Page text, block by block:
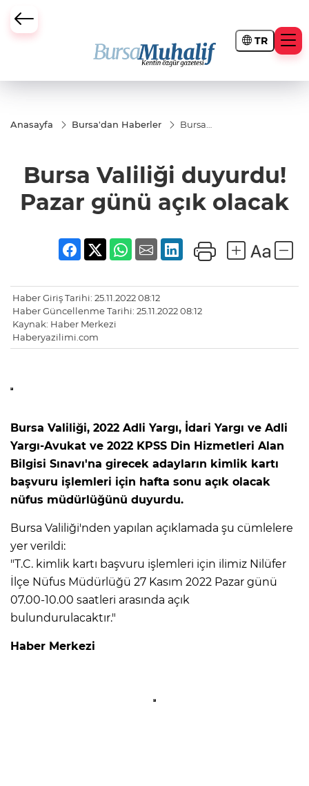
TR
Büyükşehir Darbesi
Anasayfa Bursa'dan Haberler
Bursa
günü
açık
Bursa Valiliği duyurdu!
Pazar günü açık olacak
Haber Giriş Tarihi: 25.11.2022 08:12
Haber Güncellenme Tarihi: 25.11.2022 08:12
Kaynak: Haber Merkezi
Haberyazilimi.com
Bursa Valiliği, 2022 Adli Yargı, İdari Yargı ve Adli
Yargı-Avukat ve 2022 KPSS Din Hizmetleri Alan
Bilgisi Sınavı'na girecek adayların kimlik kartı
başvuru işlemleri için hafta sonu açık olacak
nüfus müdürlüğünü duyurdu.
Bursa Valiliği'nden yapılan açıklamada şu cümlelere
yer verildi:
"T.C. kimlik kartı başvuru işlemleri için ilimiz Nilüfer
İlçe Nüfus Müdürlüğü 27 Kasım 2022 Pazar günü
07.00-10.00 saatleri arasında açık
bulundurulacaktır."
Haber Merkezi